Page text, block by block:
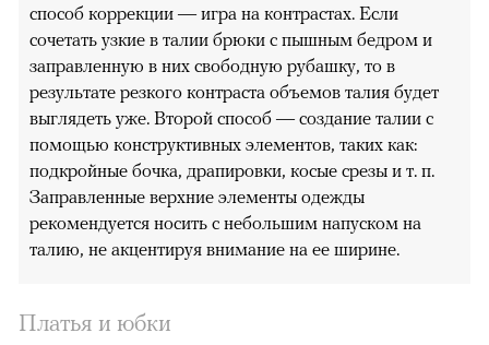
способ коррекции — игра на контрастах. Если
сочетать узкие в талии брюки с пышным бедром и
заправленную в них свободную рубашку, то в
результате резкого контраста объемов талия будет
выглядеть уже. Второй способ — создание талии с
помощью конструктивных элементов, таких как:
подкройные бочка, драпировки, косые срезы и т. п.
Заправленные верхние элементы одежды
рекомендуется носить с небольшим напуском на
талию, не акцентируя внимание на ее ширине.
Платья и юбки